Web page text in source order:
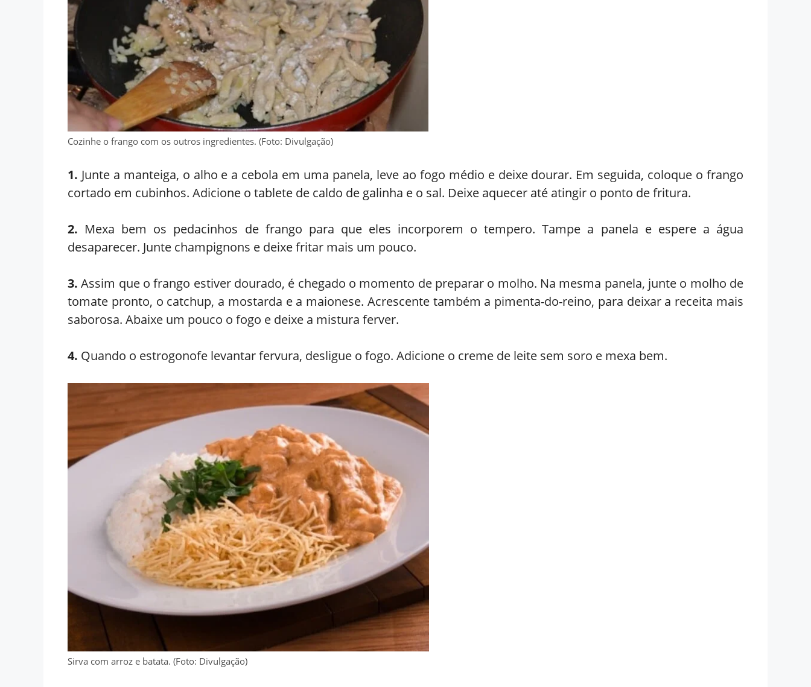
Cozinhe o frango com os outros ingredientes. (Foto: Divulgação)
1. Junte a manteiga, o alho e a cebola em uma panela, leve ao fogo médio e deixe dourar. Em seguida, coloque o frango
cortado em cubinhos. Adicione o tablete de caldo de galinha e o sal. Deixe aquecer até atingir o ponto de fritura.
2. Mexa bem os pedacinhos de frango para que eles incorporem o tempero. Tampe a panela e espere a água
desaparecer. Junte champignons e deixe fritar mais um pouco.
3. Assim que o frango estiver dourado, é chegado o momento de preparar o molho. Na mesma panela, junte o molho de
tomate pronto, o catchup, a mostarda e a maionese. Acrescente também a pimenta-do-reino, para deixar a receita mais
saborosa. Abaixe um pouco o fogo e deixe a mistura ferver.
4. Quando o estrogonofe levantar fervura, desligue o fogo. Adicione o creme de leite sem soro e mexa bem.
Sirva com arroz e batata. (Foto: Divulgação)